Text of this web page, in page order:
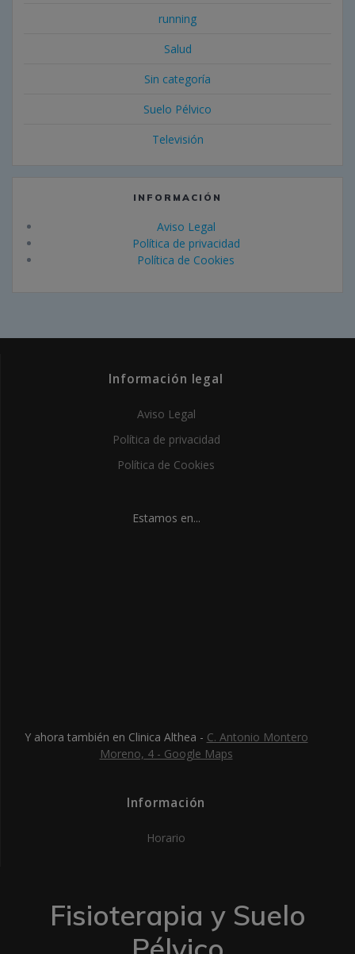
running
Salud
Sin categoría
Suelo Pélvico
Televisión
INFORMACIÓN
Aviso Legal
Política de privacidad
Política de Cookies
Información legal
Aviso Legal
Política de privacidad
Política de Cookies
Estamos en...
Y ahora también en Clinica Althea - C. Antonio Montero
Moreno, 4 - Google Maps
Información
Horario
Fisioterapia y Suelo